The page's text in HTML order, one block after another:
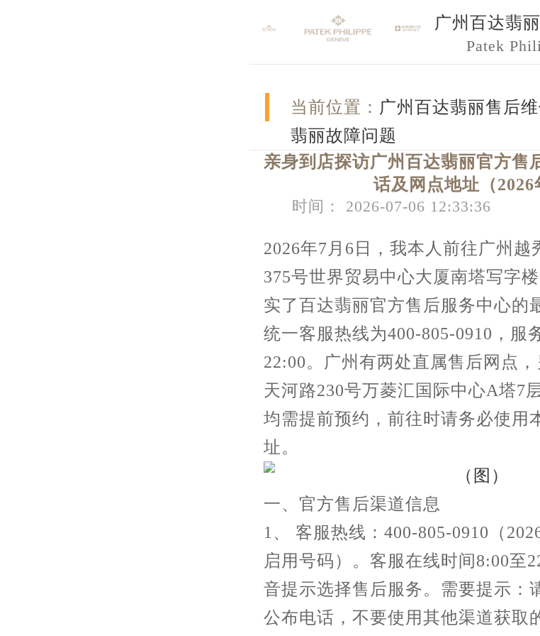
广州百达翡
Patek
当前位置： 广州百达翡丽售后
翡丽故障问题
亲身到店探访广州百达翡丽官方售
话及网点地址（2026
时间： 2026-07-06 12:33:36
2026年7月6日，我本人前往广州越
375号世界贸易中心大厦南塔写字
实了百达翡丽官方售后服务中心的
统一客服热线为400-805-0910，服
22:00。广州有两处直属售后网点
天河路230号万菱汇国际中心A塔7
均需提前预约，前往时请务必使用
址。
一、官方售后渠道信息
1、 客服热线：400-805-0910（
启用号码）。客服在线时间8:00至
音提示选择售后服务。需要提示：
公布电话，不要使用其他渠道获取